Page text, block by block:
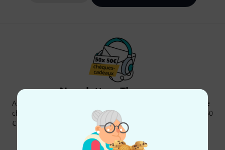
Newsletters Thomann
Abonnez-vous à la newsletter Thomann et, avec un peu de
chance, gagnez l'un des 50 bons d'achat d'une valeur de 50
€ chacun!
Articles inspirants
Deals